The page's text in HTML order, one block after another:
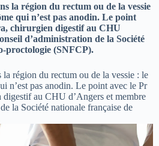
la région du rectum ou de la vessie
qui n’est pas anodin. Le point
chirurgien digestif au CHU
d’administration de la Société
proctologie (SNFCP).
la région du rectum ou de la vessie : le
n’est pas anodin. Le point avec le Pr
au CHU d’Angers et membre
la Société nationale française de